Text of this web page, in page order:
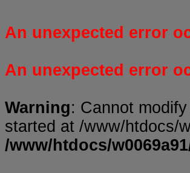
An unexpected error
An unexpected error
Warning: Cannot
started at /www/htdocs/
/www/htdocs/